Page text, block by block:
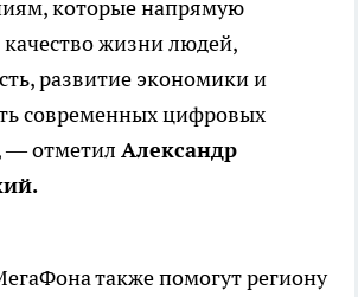
которые напрямую
жизни людей,
развитие экономики и
современных цифровых
— отметил Александр
также помогут региону